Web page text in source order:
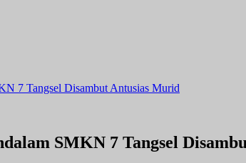
7 Tangsel Disambut Antusias Murid
SMKN 7 Tangsel